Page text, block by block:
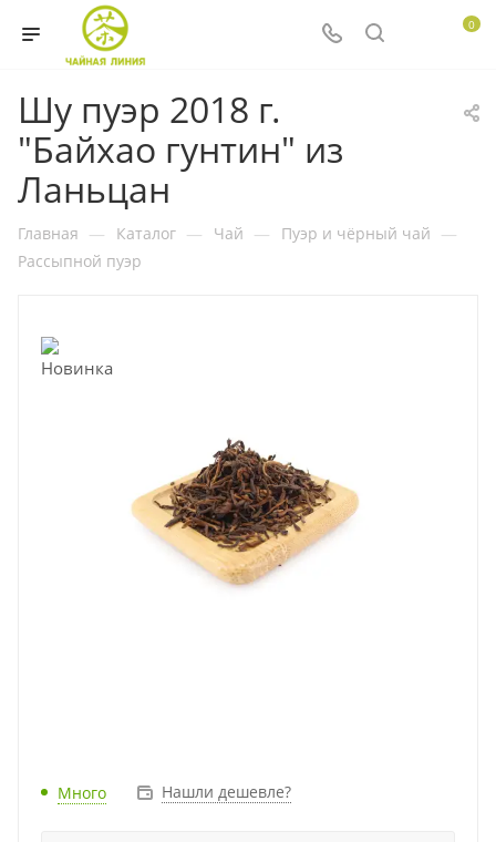
0
Шу пуэр 2018 г.
"Байхао гунтин" из
Ланьцан
Главная — Каталог — Чай — Пуэр и чёрный чай —
Рассыпной пуэр
Много Нашли дешевле?